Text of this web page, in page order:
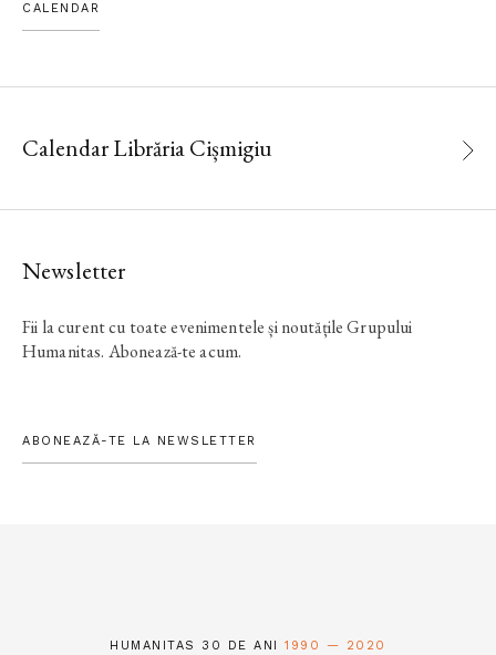
CALENDAR
Calendar Librăria Cișmigiu
Newsletter
Fii la curent cu toate evenimentele și noutățile Grupului
Humanitas. Abonează-te acum.
ABONEAZĂ-TE LA NEWSLETTER
HUMANITAS 30 DE ANI1990 — 2020